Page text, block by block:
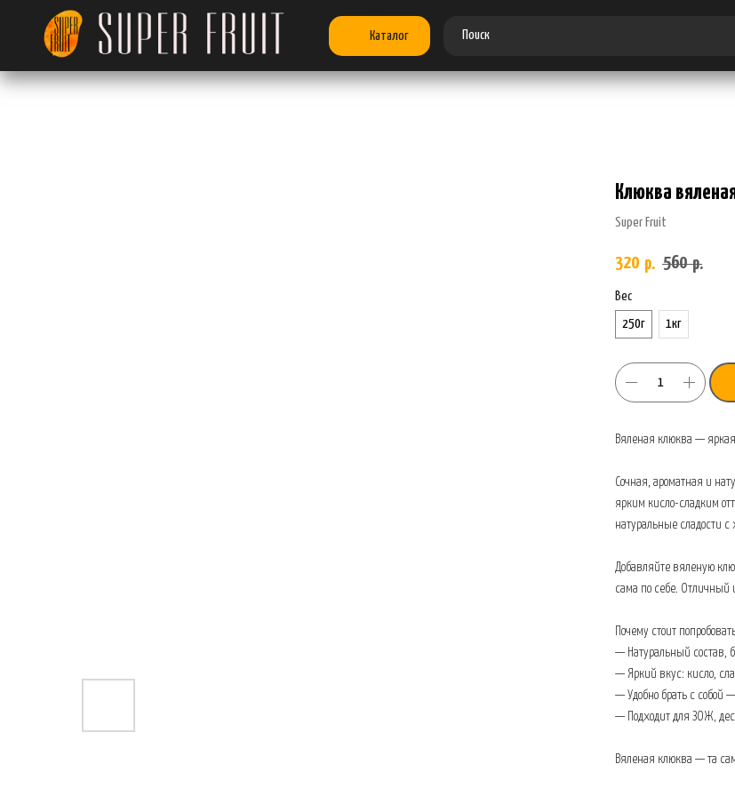
Каталог
Клюква
Super Fruit
320 р. 560 р.
Вес
250г 1кг
Вяленая клюква — яркая
Сочная, ароматная и
ярким кисло-сладким
натуральные сладости с
Добавляйте вяленую
сама по себе. Отличный
Почему стоит
— Натуральный состав,
— Яркий вкус: кисло,
— Удобно брать с собой
— Подходит для ЗОЖ,
Вяленая клюква — та